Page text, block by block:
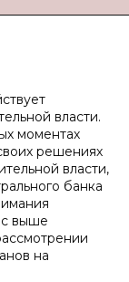
власти.
моментах
решениях
власти,
банка
выше
на